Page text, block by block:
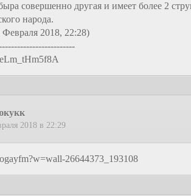
совершенно другая и имеет более 2
народа.
Февраля 2018, 22:28)
2018 в 22:29
26644373_193108